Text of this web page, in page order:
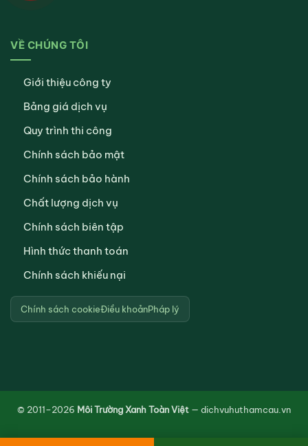
VỀ CHÚNG TÔI
Giới thiệu công ty
Bảng giá dịch vụ
Quy trình thi công
Chính sách bảo mật
Chính sách bảo hành
Chất lượng dịch vụ
Chính sách biên tập
Hình thức thanh toán
Chính sách khiếu nại
Chính sách cookieĐiều khoảnPháp lý
© 2011–2026 Môi Trường Xanh Toàn Việt — dichvuhuthamcau.vn